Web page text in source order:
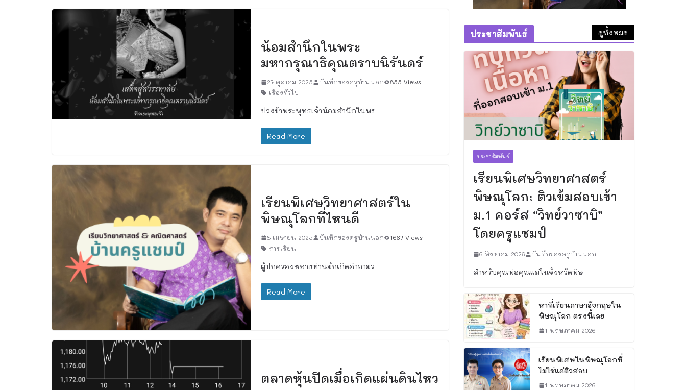
น้อมสำนึกในพระ
มหากรุณาธิคุณตราบนิรันดร์
27 ตุลาคม 2025 บันทึกของครูบ้านนอก
855 Views
เรื่องทั่วไป
ปวงข้าพระพุทธเจ้าน้อมสำนึกในพร
Read More
เรียนพิเศษวิทยาศาสตร์ใน
พิษณุโลกที่ไหนดี
8 เมษายน 2025 บันทึกของครูบ้านนอก
1667 Views
การเรียน
ผู้ปกครองหลายท่านมักเกิดคำถามว
Read More
ตลาดหุ้นปิดเมื่อเกิดแผ่นดินไหว
เข้า ม.1 คอร์ส “วิทย์วา
ทำความดีที่วัดถ้ำพระ
ธรรมมาสน์
1 สิงหาคม 2026
ประชาสัมพันธ์ ดูทั้งหมด
ประชาสัมพันธ์
เรียนพิเศษวิทยาศาสตร์
พิษณุโลก: ติวเข้มสอบเข้า
ม.1 คอร์ส “วิทย์วาซาบิ”
โดยครูแชมป์
6 สิงหาคม 2026 บันทึกของครูบ้านนอก
สำหรับคุณพ่อคุณแม่ในจังหวัดพิษ
หาที่เรียนภาษาอังกฤษใน
พิษณุโลก ตรงนี้เลย
1 พฤษภาคม 2026
เรียนพิเศษในพิษณุโลกที่
ไม่ใช่แค่ติวสอบ
1 พฤษภาคม 2026